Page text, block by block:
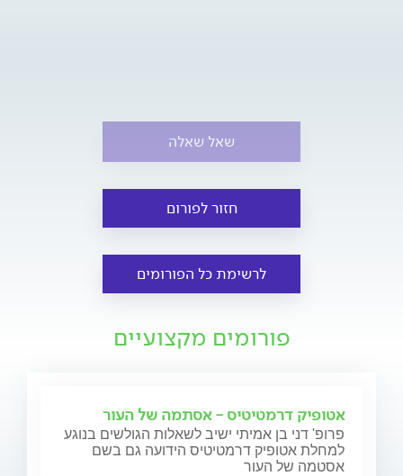
שאל שאלה
חזור לפורום
לרשימת כל הפורומים
פורומים מקצועיים
אטופיק דרמטיטיס - אסתמה של העור
פרופ' דני בן אמיתי ישיב לשאלות הגולשים בנוגע
למחלת אטופיק דרמטיטיס הידועה גם בשם
אסטמה של העור